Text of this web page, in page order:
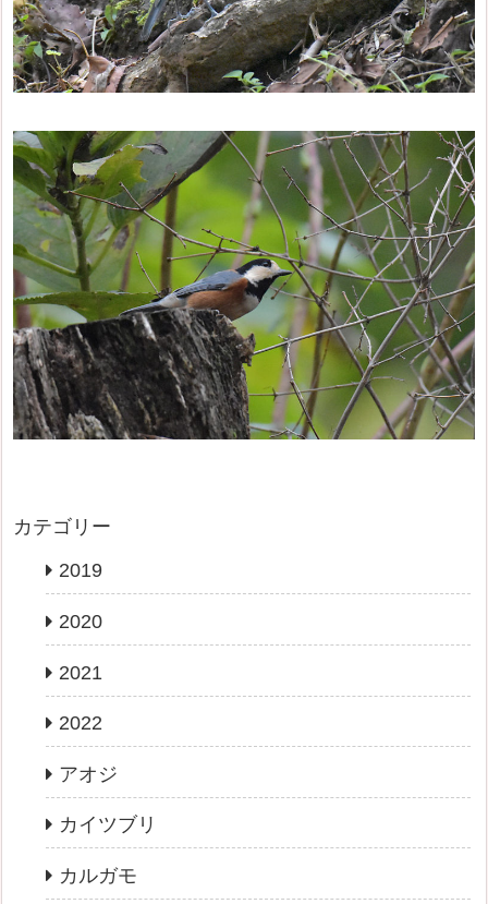
カテゴリー
2019
2020
2021
2022
アオジ
カイツブリ
カルガモ